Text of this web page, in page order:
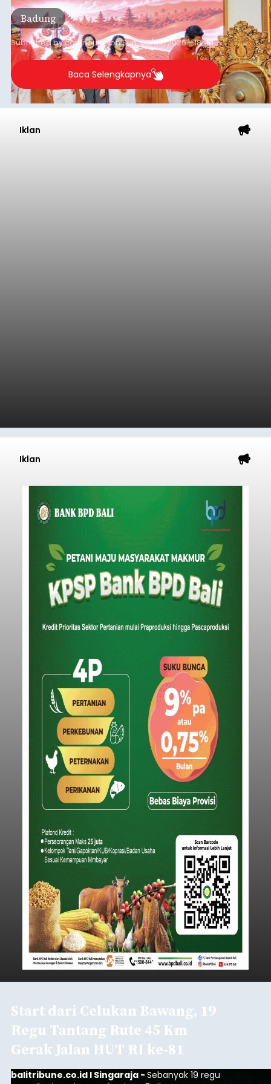
Pejuang Dialisis yang digelar RSD Mangusada di
Ruang Kertha Gosana, Puspem Badung, Minggu
(9/8/2026).
Badung
Submitted bycontributoronSun, 08/09/2026 - 18:44
Baca Selengkapnya
Iklan
Iklan
Start dari Celukan Bawang, 19
Regu Tantang Rute 45 Km
Gerak Jalan HUT RI ke-81
balitribune.co.id I Singaraja - Sebanyak 19 regu